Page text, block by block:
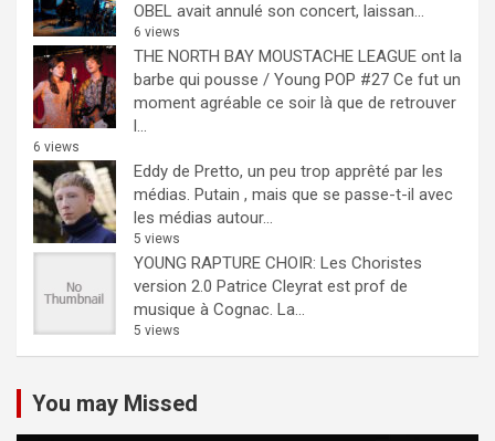
OBEL avait annulé son concert, laissan...
6 views
THE NORTH BAY MOUSTACHE LEAGUE ont la
barbe qui pousse / Young POP #27 Ce fut un
moment agréable ce soir là que de retrouver
l...
6 views
Eddy de Pretto, un peu trop apprêté par les
médias. Putain , mais que se passe-t-il avec
les médias autour...
5 views
YOUNG RAPTURE CHOIR: Les Choristes
version 2.0 Patrice Cleyrat est prof de
musique à Cognac. La...
5 views
You may Missed